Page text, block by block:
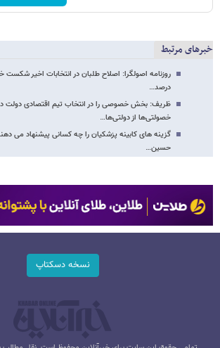
خبرهای مرتبط
درصد…
ظریف: بخش خصوصی را در انتخاب تیم اقتصادی دولت
خصولتی‌ها از دولتی‌ها…
گزینه های کابینه پزشکیان را چه کسانی پیشنهاد می
حسین…
نسخه دسکتاپ